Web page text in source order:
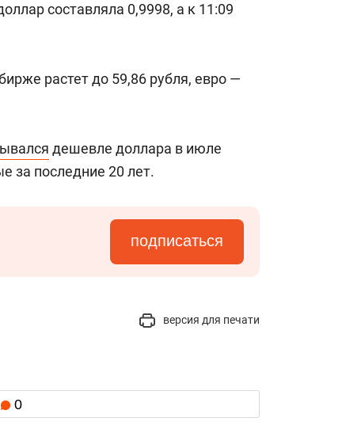
составляла 0,9998, а к 11:09
растет до 59,86 рубля, евро —
дешевле доллара в июле
за последние 20 лет.
подписаться
версия для печати
0
в ЖК «Нова»
Рекомендуем
с ментальным и физическим